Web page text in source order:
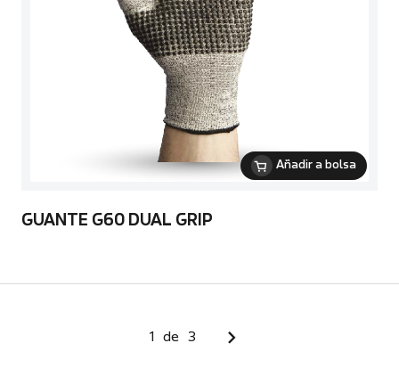
Añadir a bolsa
GUANTE G60 DUAL GRIP
1 de 3